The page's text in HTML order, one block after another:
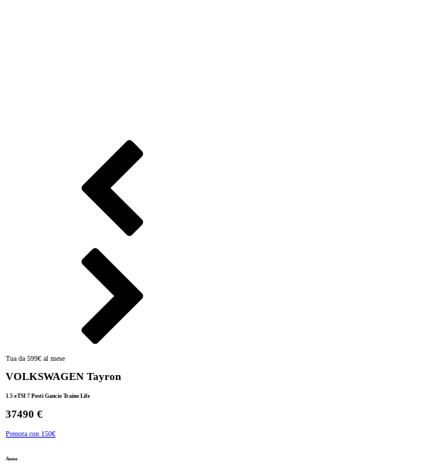
Tua da 599€ al mese
VOLKSWAGEN Tayron
1.5 eTSI 7 Posti Gancio Traino Life
37490 €
Prenota con 150€
Anno